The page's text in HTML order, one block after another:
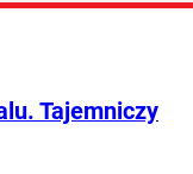
Tajemniczy